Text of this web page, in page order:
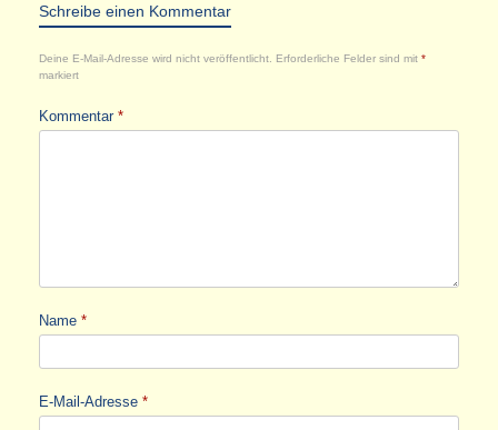
Schreibe einen Kommentar
Deine E-Mail-Adresse wird nicht veröffentlicht. Erforderliche Felder sind mit *
markiert
Kommentar *
Name *
E-Mail-Adresse *